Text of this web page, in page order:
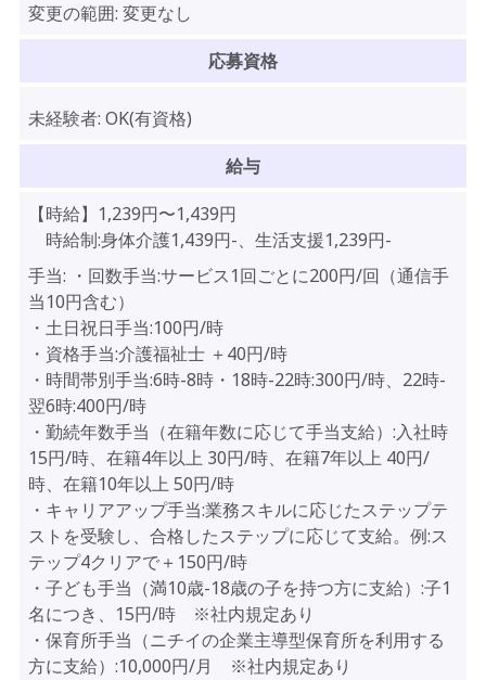
変更の範囲: 変更なし
応募資格
未経験者: OK(有資格)
給与
【時給】 1,239円〜1,439円
時給制:身体介護1,439円-、生活支援1,239円-
手当: ・回数手当:サービス1回ごとに200円/回（通信手
当10円含む）
・土日祝日手当:100円/時
・資格手当:介護福祉士 ＋40円/時
・時間帯別手当:6時-8時・18時-22時:300円/時、22時-
翌6時:400円/時
・勤続年数手当（在籍年数に応じて手当支給）:入社時
15円/時、在籍4年以上 30円/時、在籍7年以上 40円/
時、在籍10年以上 50円/時
・キャリアアップ手当:業務スキルに応じたステップテ
ストを受験し、合格したステップに応じて支給。例:ス
テップ4クリアで＋150円/時
・子ども手当（満10歳-18歳の子を持つ方に支給）:子1
名につき、15円/時 ※社内規定あり
・保育所手当（ニチイの企業主導型保育所を利用する
方に支給）:10,000円/月 ※社内規定あり